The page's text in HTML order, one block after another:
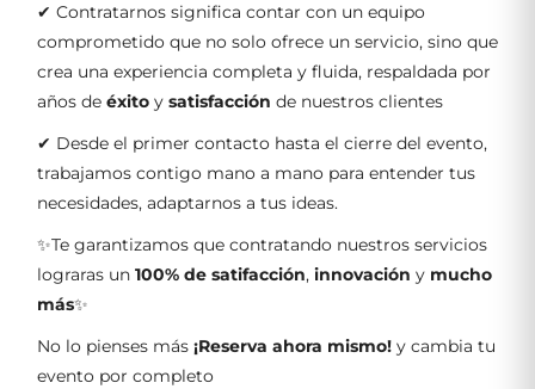
✔ Contratarnos significa contar con un equipo
comprometido que no solo ofrece un servicio, sino que
crea una experiencia completa y fluida, respaldada por
años de éxito y satisfacción de nuestros clientes
✔ Desde el primer contacto hasta el cierre del evento,
trabajamos contigo mano a mano para entender tus
necesidades, adaptarnos a tus ideas.
✨Te garantizamos que contratando nuestros servicios
lograras un 100% de satifacción, innovación y mucho
más✨
No lo pienses más ¡Reserva ahora mismo! y cambia tu
evento por completo